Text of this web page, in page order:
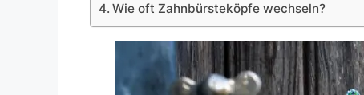
Wie oft Zahnbürsteköpfe wechseln?